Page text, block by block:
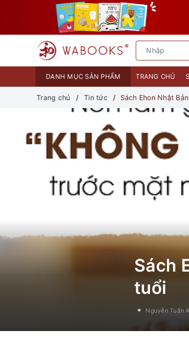
DANH MỤC SẢN PHẨM TRANG CHỦ
Trang chủ Tin tức Sách Ehon Nhật
Sách
tuổi
Nguyễn Tuấn